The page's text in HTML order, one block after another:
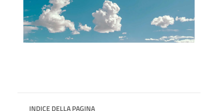
INDICE DELLA PAGINA